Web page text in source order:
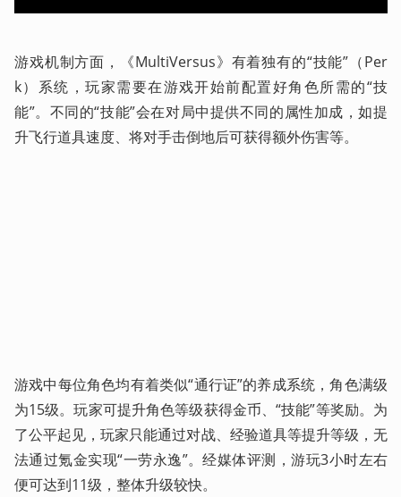
游戏机制方面，《MultiVersus》有着独有的“技能”（Per
k）系统，玩家需要在游戏开始前配置好角色所需的“技
能”。不同的“技能”会在对局中提供不同的属性加成，如提
升飞行道具速度、将对手击倒地后可获得额外伤害等。
游戏中每位角色均有着类似“通行证”的养成系统，角色满级
为15级。玩家可提升角色等级获得金币、“技能”等奖励。为
了公平起见，玩家只能通过对战、经验道具等提升等级，无
法通过氪金实现“一劳永逸”。经媒体评测，游玩3小时左右
便可达到11级，整体升级较快。